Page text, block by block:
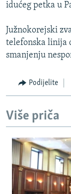
idućeg petka u
Južnokorejski
telefonska linija
smanjenju
Podijelite
Više priča